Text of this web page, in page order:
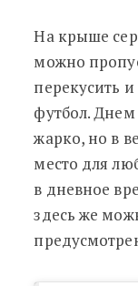
На крыше
можно
перекусить
футбол.
жарко, но в
место для
в дневное
здесь же